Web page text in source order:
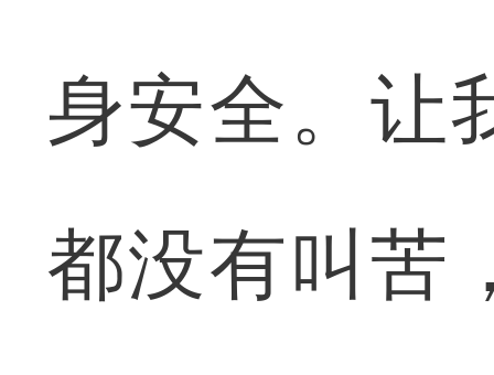
身安全。让
都没有叫苦